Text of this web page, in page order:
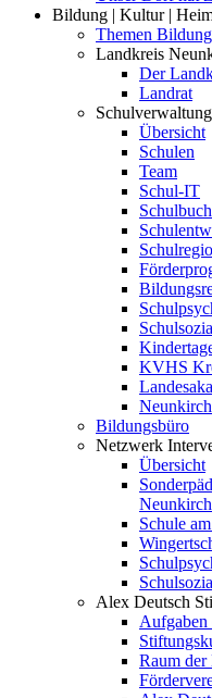
Bildung | Kultur |
Themen
Landkreis
Der
Landrat
Übersicht
Schulen
Team
Schul-IT
KVHS
Bildungsbüro
Netzwerk
Übersicht
Schule
Alex Deutsch
Aufgaben
Raum der